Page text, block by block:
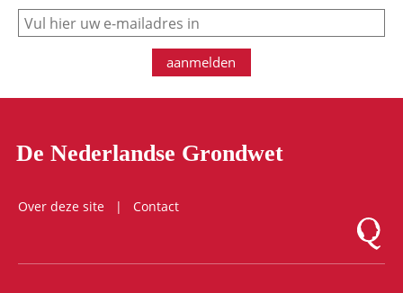
e-mail
aanmelden
De Nederlandse Grondwet
Over deze site
Contact
Logo